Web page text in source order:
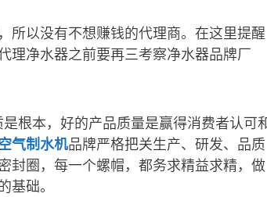
所以没有不想赚钱的代理商。在这里提醒
理净水器之前要再三考察净水器品牌厂
根本，好的产品质量是赢得消费者认可
气制水机品牌严格把关生产、研发、品质
封圈，每一个螺帽，都务求精益求精，做
础。